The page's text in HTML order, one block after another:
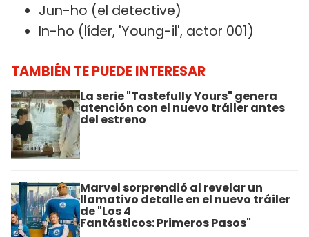
Jun-ho (el detective)
In-ho (líder, 'Young-il', actor 001)
TAMBIÉN TE PUEDE INTERESAR
La serie "Tastefully Yours" genera
atención con el nuevo tráiler antes
del estreno
Marvel sorprendió al revelar un
llamativo detalle en el nuevo tráiler
de "Los 4
Fantásticos: Primeros Pasos"